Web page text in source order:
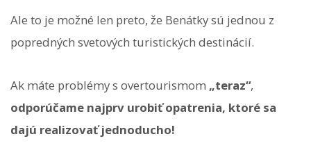
Ale to je možné len preto, že Benátky sú jednou z
popredných svetových turistických destinácií.
Ak máte problémy s overtourismom „teraz“,
odporúčame najprv urobiť opatrenia, ktoré sa
dajú realizovať jednoducho!